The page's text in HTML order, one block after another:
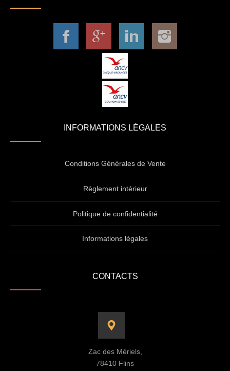
INFORMATIONS LÉGALES
Conditions Générales de Vente
Règlement intérieur
Politique de confidentialité
Informations légales
CONTACTS
Zac des Mériels,
78410 Flins